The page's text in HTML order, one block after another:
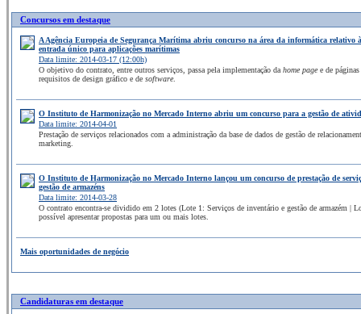
Concursos em destaque
A Agência Europeia de Segurança Marítima abriu concurso na área da informática relativo
entrada único para aplicações marítimas
Data limite: 2014-03-17 (12:00h)
O objetivo do contrato, entre outros serviços, passa pela implementação da home page e de páginas
requisitos de design gráfico e de software
O Instituto de Harmonização no Mercado Interno abriu um concurso para a gestão de
Data limite: 2014-04-01
Prestação de serviços relacionados com a administração da base de dados de gestão de
marketing.
O Instituto de Harmonização no Mercado Interno lançou um concurso de prestação de
gestão de armazéns
Data limite: 2014-03-28
O contrato encontra-se dividido em 2 lotes (Lote 1: Serviços de inventário e gestão de armazém |
possível apresentar propostas para um ou mais lotes.
Mais oportunidades de negócio
Candidaturas em destaque